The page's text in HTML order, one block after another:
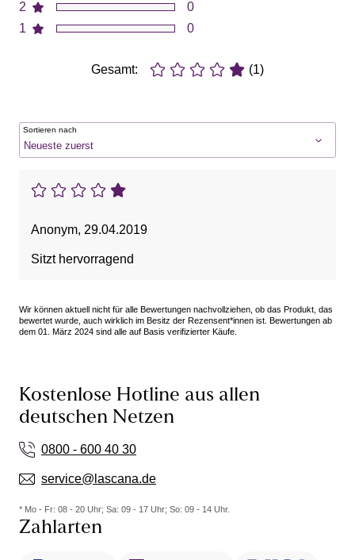
2
1
0
0
Gesamt: (1)
Sortieren nach
Anonym, 29.04.2019
Sitzt hervorragend
Wir können aktuell nicht für alle Bewertungen nachvollziehen, ob das Produkt, das
bewertet wurde, auch wirklich im Besitz der Rezensent*innen ist. Bewertungen ab
dem 01. März 2024 sind alle auf Basis verifizierter Käufe.
Kostenlose Hotline aus allen
deutschen Netzen
0800 - 600 40 30
service@lascana.de
* Mo - Fr: 08 - 20 Uhr; Sa: 09 - 17 Uhr; So: 09 - 14 Uhr.
Zahlarten